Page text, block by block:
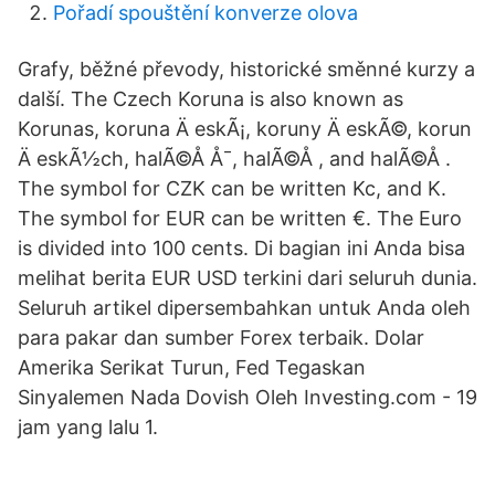
Pořadí spouštění konverze olova
Grafy, běžné převody, historické směnné kurzy a
další. The Czech Koruna is also known as
Korunas, koruna Ä eskÃ¡, koruny Ä eskÃ©, korun
Ä eskÃ½ch, halÃ©Å Å¯, halÃ©Å , and halÃ©Å .
The symbol for CZK can be written Kc, and K.
The symbol for EUR can be written €. The Euro
is divided into 100 cents. Di bagian ini Anda bisa
melihat berita EUR USD terkini dari seluruh dunia.
Seluruh artikel dipersembahkan untuk Anda oleh
para pakar dan sumber Forex terbaik. Dolar
Amerika Serikat Turun, Fed Tegaskan
Sinyalemen Nada Dovish Oleh Investing.com - 19
jam yang lalu 1.